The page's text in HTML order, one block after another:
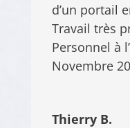
d’un portail
Travail très
Personnel à
Novembre
Thierry B.